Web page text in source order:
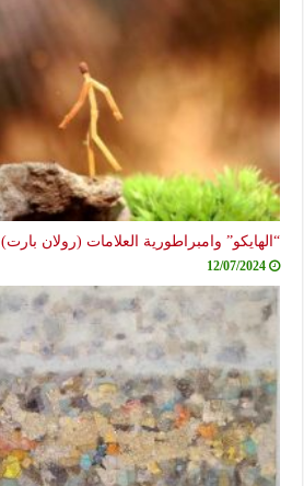
“الهايكو” وامبراطورية العلامات (رولان بارت)
12/07/2024